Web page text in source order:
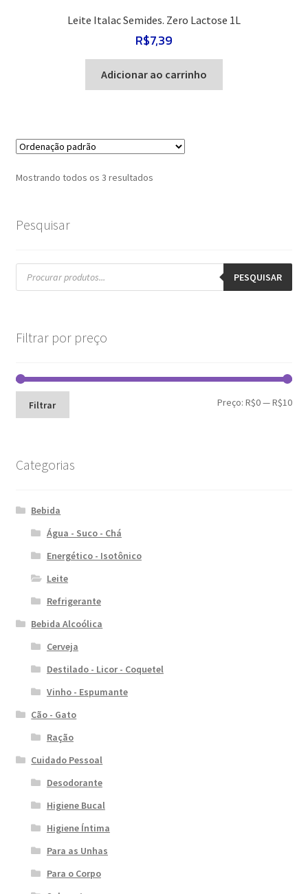
Leite Italac Semides. Zero Lactose 1L
R$7,39
Adicionar ao carrinho
Mostrando todos os 3 resultados
Pesquisar
Pesquisar
produtos PESQUISAR
Filtrar por preço
Filtrar Preço:R$0—R$10
Categorias
Bebida
Água - Suco - Chá
Energético - Isotônico
Leite
Refrigerante
Bebida Alcoólica
Cerveja
Destilado - Licor - Coquetel
Vinho - Espumante
Cão - Gato
Ração
Cuidado Pessoal
Desodorante
Higiene Bucal
Higiene Íntima
Para as Unhas
Para o Corpo